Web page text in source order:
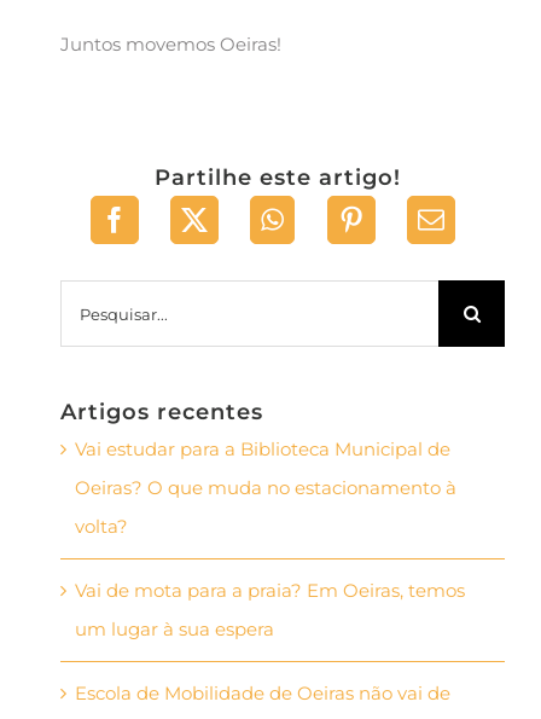
Juntos movemos Oeiras!
Partilhe este artigo!
Artigos recentes
Vai estudar para a Biblioteca Municipal de
Oeiras? O que muda no estacionamento à
volta?
Vai de mota para a praia? Em Oeiras, temos
um lugar à sua espera
Escola de Mobilidade de Oeiras não vai de